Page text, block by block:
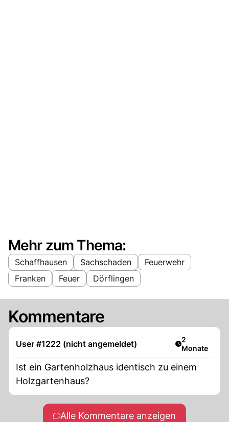
Mehr zum Thema:
Schaffhausen Sachschaden
Feuerwehr
Franken
Feuer Dörflingen
Kommentare
User #1222 (nicht angemeldet) Artikel
2
Monate
Ist ein Gartenholzhaus identisch zu einem
Holzgartenhaus?
Alle Kommentare anzeigen